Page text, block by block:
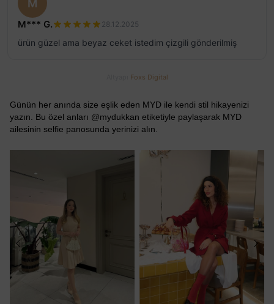
M
M*** G. 28.12.2025
ürün güzel ama beyaz ceket istedim çizgili gönderilmiş
Foxs Digital
Günün her anında size eşlik eden MYD ile kendi stil hikayenizi
yazın. Bu özel anları @mydukkan etiketiyle paylaşarak MYD
ailesinin selfie panosunda yerinizi alın.